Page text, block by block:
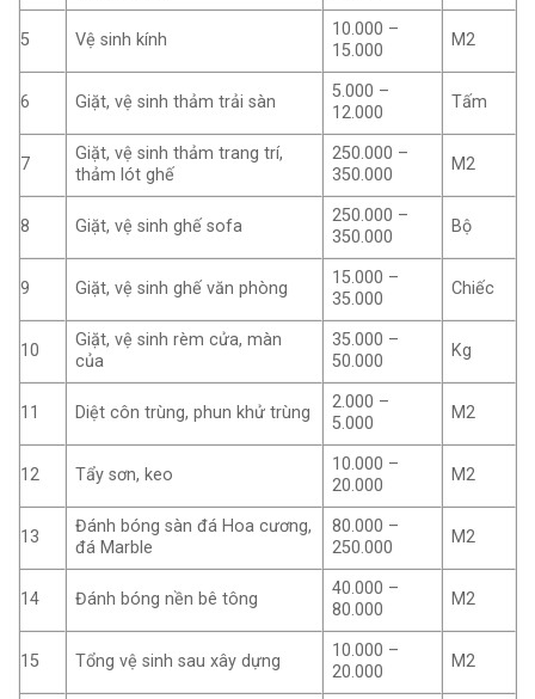
5 Vệ sinh kính
10.000 –
15.000
M2
6 Giặt, vệ sinh thảm trải sàn
5.000 –
12.000
Tấm
7
Giặt, vệ sinh thảm trang trí,
thảm lót ghế
250.000 –
350.000
M2
8 Giặt, vệ sinh ghế sofa
250.000 –
350.000
Bộ
9 Giặt, vệ sinh ghế văn phòng
15.000 –
35.000
Chiếc
10
Giặt, vệ sinh rèm cửa, màn
của
35.000 –
50.000
Kg
11 Diệt côn trùng, phun khử trùng
2.000 –
5.000
M2
12 Tẩy sơn, keo
10.000 –
20.000
M2
13
Đánh bóng sàn đá Hoa cương,
đá Marble
80.000 –
250.000
M2
14 Đánh bóng nền bê tông
40.000 –
80.000
M2
15 Tổng vệ sinh sau xây dựng
10.000 –
20.000
M2